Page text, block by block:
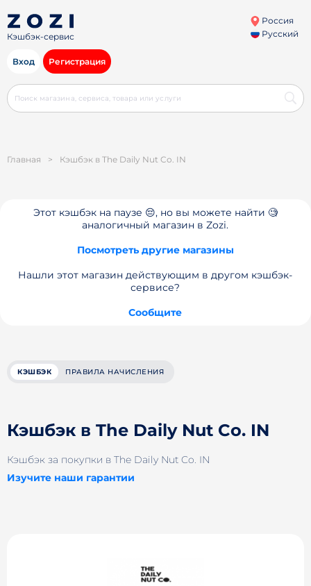
Кэшбэк-сервис
Россия
Русский
Вход Регистрация
Главная > Кэшбэк в The Daily Nut Co. IN
Этот кэшбэк на паузе 😔, но вы можете найти 🧐
аналогичный магазин в Zozi.
Посмотреть другие магазины
Нашли этот магазин действующим в другом кэшбэк-
сервисе?
Сообщите
КЭШБЭК ПРАВИЛА НАЧИСЛЕНИЯ
Кэшбэк в The Daily Nut Co. IN
Кэшбэк за покупки в The Daily Nut Co. IN
Изучите наши гарантии